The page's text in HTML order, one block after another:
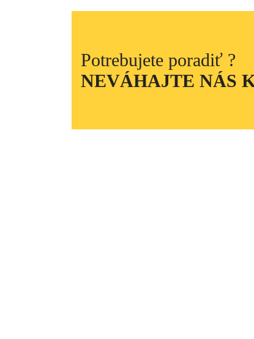
Potrebujete poradiť ?
NEVÁHAJTE NÁS